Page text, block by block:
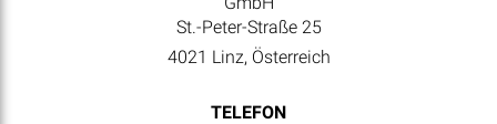
St.-Peter-Straße 25
4021 Linz, Österreich
TELEFON